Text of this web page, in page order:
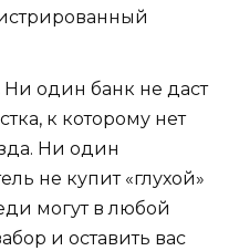
Ни один банк не даст
к которому нет
Ни один
не купит «глухой»
могут в любой
и оставить вас